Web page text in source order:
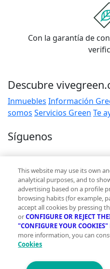
Con la garantía de
Descubre
Inmuebles Información
somos Servicios Green Te
Síguenos
Contacto
hola@vivegreen.com
Aviso Legal
Condiciones de uso
Politica de privacidad
This website may use its own
analytical purposes, and to
advertising based on a profile
browsing habits (for example,
accept all cookies by pressing
orCONFIGURE OR REJECT
"CONFIGURE YOUR
more information, you can
Cookies